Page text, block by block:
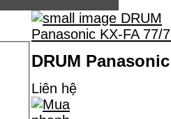
DRUM
Liên hệ